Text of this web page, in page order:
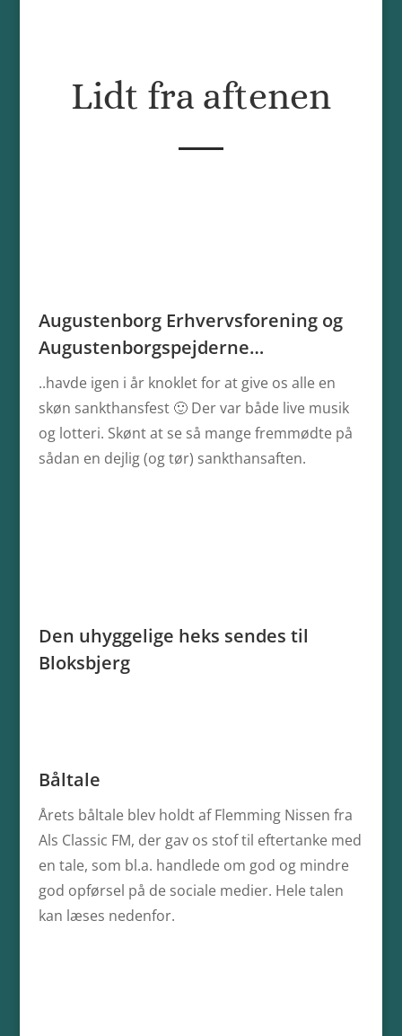
Lidt fra aftenen
Augustenborg Erhvervsforening og
Augustenborgspejderne…
..havde igen i år knoklet for at give os alle en
skøn sankthansfest 🙂 Der var både live musik
og lotteri. Skønt at se så mange fremmødte på
sådan en dejlig (og tør) sankthansaften.
Den uhyggelige heks sendes til
Bloksbjerg
Båltale
Årets båltale blev holdt af Flemming Nissen fra
Als Classic FM, der gav os stof til eftertanke med
en tale, som bl.a. handlede om god og mindre
god opførsel på de sociale medier. Hele talen
kan læses nedenfor.